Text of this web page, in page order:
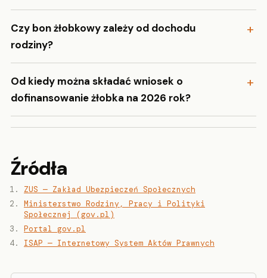
Czy bon żłobkowy zależy od dochodu
rodziny?
Od kiedy można składać wniosek o
dofinansowanie żłobka na 2026 rok?
Źródła
ZUS — Zakład Ubezpieczeń Społecznych
Ministerstwo Rodziny, Pracy i Polityki
Społecznej (gov.pl)
Portal gov.pl
ISAP — Internetowy System Aktów Prawnych